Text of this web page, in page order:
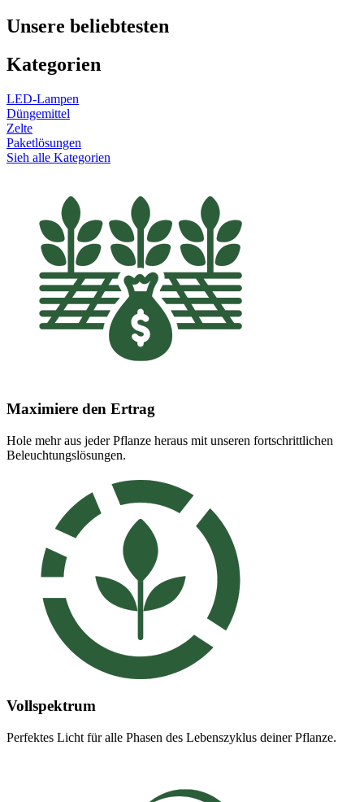
Unsere beliebtesten
Kategorien
LED-Lampen
Düngemittel
Zelte
Paketlösungen
Sieh alle Kategorien
Maximiere den Ertrag
Hole mehr aus jeder Pflanze heraus mit unseren fortschrittlichen
Beleuchtungslösungen.
Vollspektrum
Perfektes Licht für alle Phasen des Lebenszyklus deiner Pflanze.